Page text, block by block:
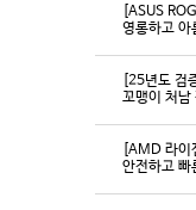
[ASUS
영롱하고 아
[25년도 검
꼬맹이 처남
[AMD 라